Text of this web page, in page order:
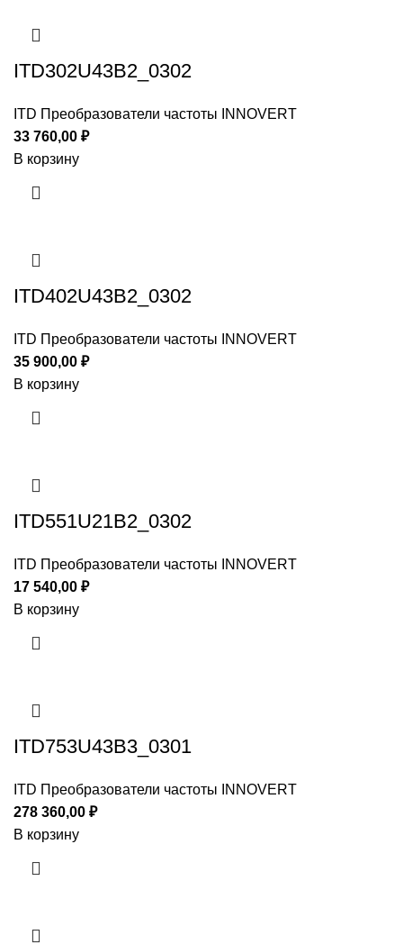
ITD302U43B2_0302
ITD Преобразователи частоты INNOVERT
33 760,00 ₽
В корзину
ITD402U43B2_0302
ITD Преобразователи частоты INNOVERT
35 900,00 ₽
В корзину
ITD551U21B2_0302
ITD Преобразователи частоты INNOVERT
17 540,00 ₽
В корзину
ITD753U43B3_0301
ITD Преобразователи частоты INNOVERT
278 360,00 ₽
В корзину